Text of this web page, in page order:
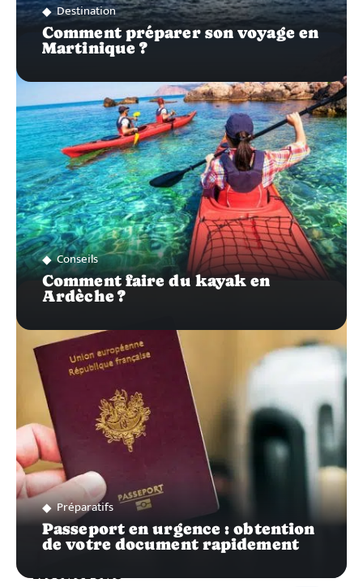
Destination
Comment préparer son voyage en
Martinique ?
Conseils
Comment faire du kayak en
Ardèche ?
Préparatifs
Passeport en urgence : obtention
de votre document rapidement
Recherche